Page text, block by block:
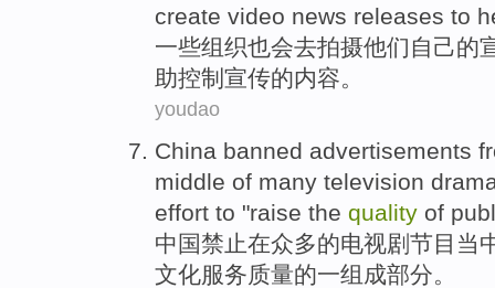
create video news releases to
一些组织也会去拍摄他们 自己的
助控制 宣传的内容。
youdao
China banned advertisements
middle of many television
effort to "raise the quality of
中国禁止在众多的电视剧节目 当
文化服务质量的一组成部分。